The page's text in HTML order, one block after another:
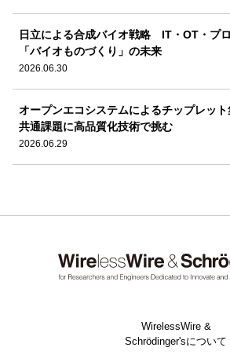
日立による合成バイオ戦略 IT・OT・プ
「バイオものづくり」の未来
2026.06.30
オープンエコシステムによるチップレッ
共通課題に高品質化技術で挑む
2026.06.29
WirelessWire &
Schrödinger'sについて